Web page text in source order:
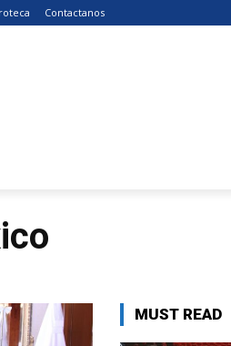
Contactanos
MUST READ